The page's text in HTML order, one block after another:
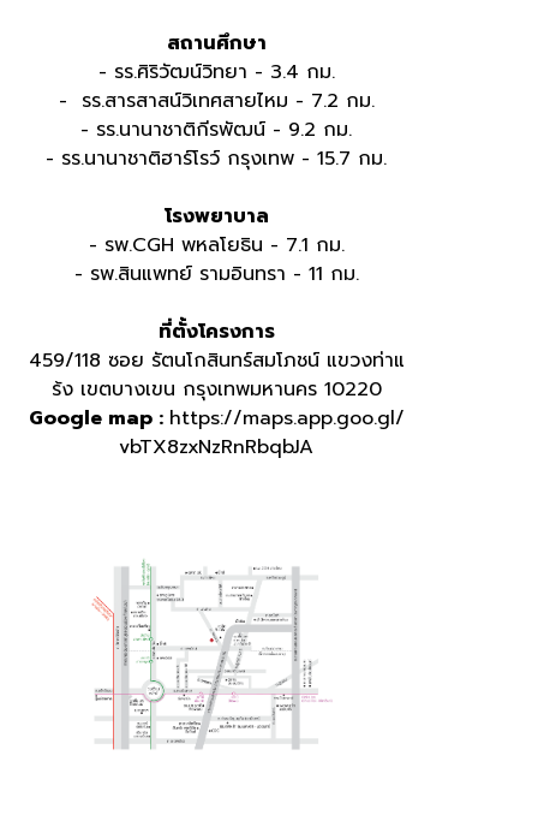
สถานศึกษา
- รร.ศิริวัฒน์วิทยา - 3.4 กม.
- รร.สารสาสน์วิเทศสายไหม - 7.2 กม.
- รร.นานาชาติกีรพัฒน์ - 9.2 กม.
- รร.นานาชาติฮาร์โรว์ กรุงเทพ - 15.7 กม.
โรงพยาบาล
- รพ.CGH พหลโยธิน - 7.1 กม.
- รพ.สินแพทย์ รามอินทรา - 11 กม.
ที่ตั้งโครงการ
459/118 ซอย รัตนโกสินทร์สมโภชน์ แขวงท่าแ
ร้ง เขตบางเขน กรุงเทพมหานคร 10220
Google map : https://maps.app.goo.gl/
vbTX8zxNzRnRbqbJA